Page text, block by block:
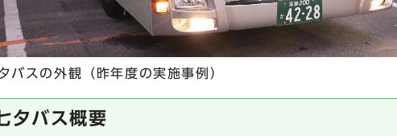
バスの外観（昨年度の実施事例）
夕バス概要